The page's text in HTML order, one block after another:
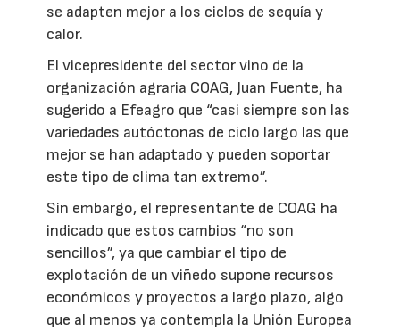
se adapten mejor a los ciclos de sequía y
calor.
El vicepresidente del sector vino de la
organización agraria COAG, Juan Fuente, ha
sugerido a Efeagro que “casi siempre son las
variedades autóctonas de ciclo largo las que
mejor se han adaptado y pueden soportar
este tipo de clima tan extremo”.
Sin embargo, el representante de COAG ha
indicado que estos cambios “no son
sencillos”, ya que cambiar el tipo de
explotación de un viñedo supone recursos
económicos y proyectos a largo plazo, algo
que al menos ya contempla la Unión Europea